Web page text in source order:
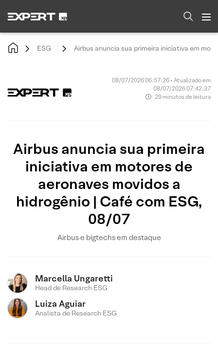
ESG Airbus anuncia sua primeira iniciativa em
08/07/2026 06:57:26 • Atualizado em
08/07/2026 07:42:37
29 minutos de leitura
Airbus anuncia sua primeira
iniciativa em motores de
aeronaves movidos a
hidrogênio | Café com ESG,
08/07
Airbus e bigtechs em destaque
Marcella Ungaretti
Head de Research ESG
Luiza Aguiar
Analista de Research ESG